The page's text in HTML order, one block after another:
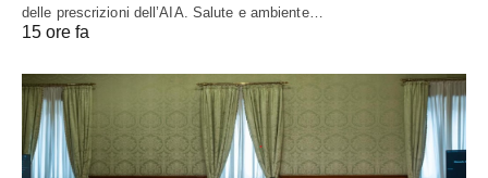
delle prescrizioni dell’AIA. Salute e ambiente…
15 ore fa